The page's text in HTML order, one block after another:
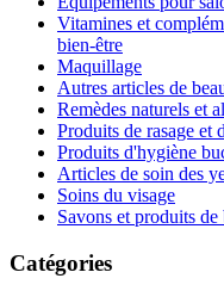
Vitamines et
bien-être
Maquillage
Autres articles de
Remèdes naturels et
Produits de rasage et
Produits d'hygiène
Articles de soin des
Soins du visage
Savons et produits
Catégories